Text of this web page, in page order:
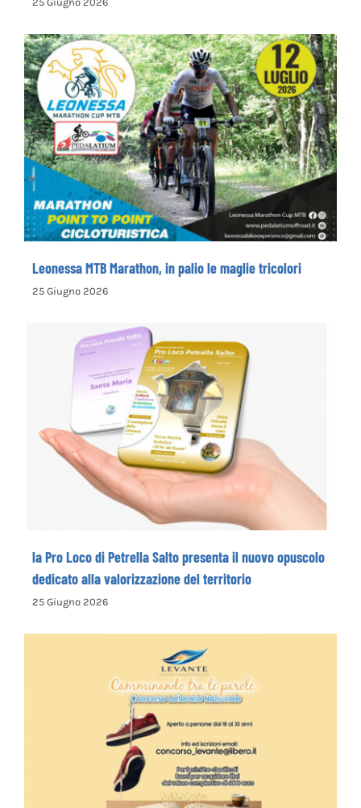
Leonessa MTB Marathon, in palio le maglie
tricolori
Leonessa MTB Marathon, in palio le maglie tricolori
25 Giugno 2026
la Pro Loco di Petrella Salto presenta il
nuovo opuscolo dedicato alla
valorizzazione del territorio
la Pro Loco di Petrella Salto presenta il nuovo opuscolo
dedicato alla valorizzazione del territorio
25 Giugno 2026
La Cooperativa Sociale Levante promuove
il 1° Concorso Letterario Nazionale
“Camminando tra le parole” – COME
ISCRIVERSI